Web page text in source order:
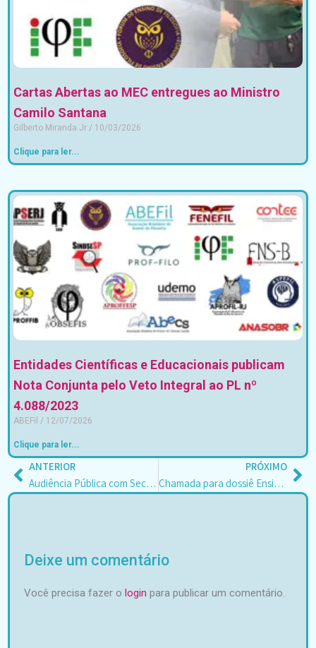
Cartas Abertas ao MEC entregues ao Ministro
Camilo Santana
Gilberto Miranda Jr 10/03/2026
Clique para ler...
Entidades Científicas e Educacionais publicam
Nota Conjunta pelo Veto Integral ao PL nº
4.088/2023
ABEFil 12/07/2026
Clique para ler...
Anterior
ANTERIOR
Audiência Pública com Secretaria de Educação do Ceará
PRÓXIMO
Chamada para dossiê Ensino de Filosofia [Revista Limiar]
Deixe um comentário
Você precisa fazer o login para publicar um comentário.